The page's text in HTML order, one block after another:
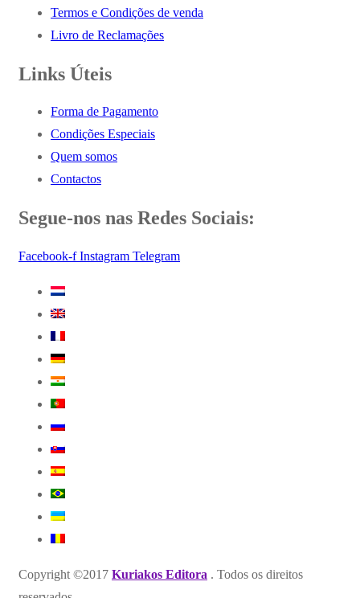
Termos e Condições de venda
Livro de Reclamações
Links Úteis
Forma de Pagamento
Condições Especiais
Quem somos
Contactos
Segue-nos nas Redes Sociais:
Facebook-f Instagram Telegram
Copyright ©2017 Kuriakos Editora . Todos os direitos